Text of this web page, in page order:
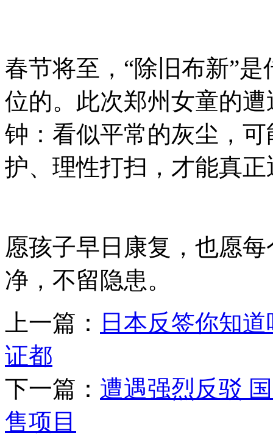
春节将至，“除旧布新”
位的。此次郑州女童的
钟：看似平常的灰尘，
护、理性打扫，才能真
愿孩子早日康复，也愿
净，不留隐患。
上一篇：
日本反签你知
证都
下一篇： 遭遇强烈反驳
售项目